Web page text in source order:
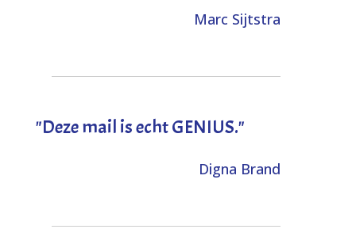
Marc Sijtstra
"Deze mail is echt GENIUS."
Digna Brand